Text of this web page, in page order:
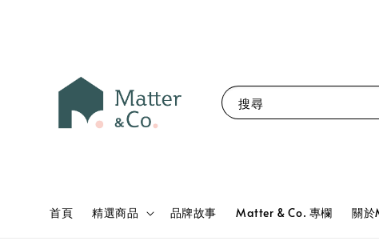
搜尋
首頁 精選商品 品牌故事 Matter & Co. 專欄 關